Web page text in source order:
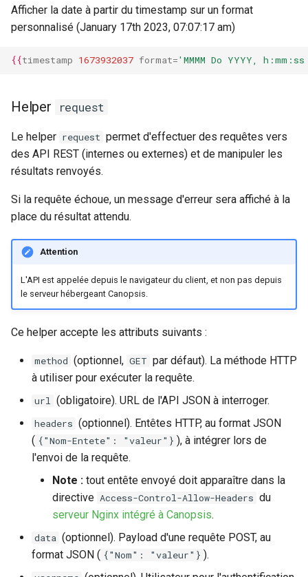
Afficher la date à partir du timestamp sur un format
personnalisé (January 17th 2023, 07:07:17 am)
{{timestamp 1673932037 format='MMMM Do YYYY,
Helper request
Le helper request permet d'effectuer des requêtes vers
des API REST (internes ou externes) et de manipuler les
résultats renvoyés.
Si la requête échoue, un message d'erreur sera affiché à la
place du résultat attendu.
Attention
L'API est appelée depuis le navigateur du client, et non pas depuis
le serveur hébergeant Canopsis.
Ce helper accepte les attributs suivants :
method (optionnel, GET par défaut). La méthode HTTP
à utiliser pour exécuter la requête.
url (obligatoire). URL de l'API JSON à interroger.
headers (optionnel). Entêtes HTTP, au format JSON
( {"Nom-Entete": "valeur"} ), à intégrer lors de
l'envoi de la requête.
Note : tout entête envoyé doit apparaître dans la
directive Access-Control-Allow-Headers du
serveur Nginx intégré à Canopsis.
data (optionnel). Payload d'une requête POST, au
format JSON ( {"Nom": "valeur"} ).